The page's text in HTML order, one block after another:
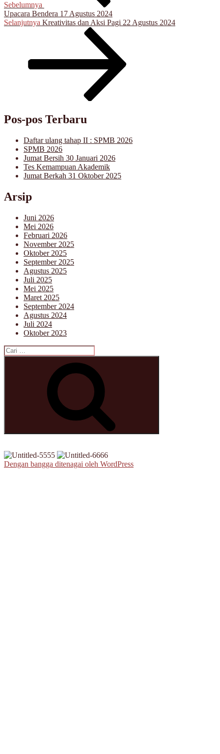
Sebelumnya
Upacara Bendera 17 Agustus 2024
Pos
Selanjutnya Kreativitas dan Aksi Pagi 22 Agustus 2024
Pos-pos Terbaru
Daftar ulang tahap II : SPMB 2026
SPMB 2026
Jumat Bersih 30 Januari 2026
Tes Kemampuan Akademik
Jumat Berkah 31 Oktober 2025
Arsip
Juni 2026
Mei 2026
Februari 2026
November 2025
Oktober 2025
September 2025
Agustus 2025
Juli 2025
Mei 2025
Maret 2025
September 2024
Agustus 2024
Juli 2024
Oktober 2023
Pencarian
untuk:
Dengan bangga ditenagai oleh WordPress